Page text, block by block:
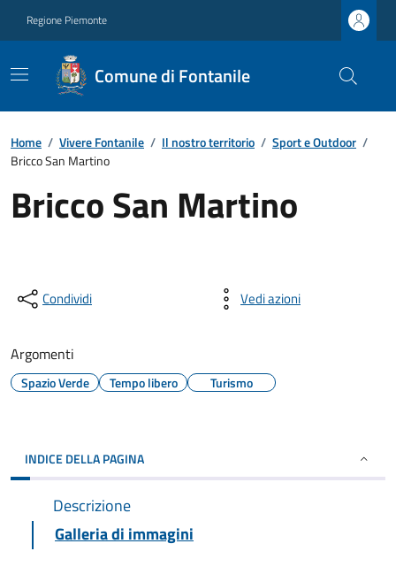
Regione Piemonte
Comune di Fontanile
Home / Vivere Fontanile / Il nostro territorio / Sport e Outdoor /
Bricco San Martino
Bricco San Martino
Condividi Vedi azioni
Argomenti
Spazio Verde Tempo libero Turismo
INDICE DELLA PAGINA
Descrizione
Galleria di immagini